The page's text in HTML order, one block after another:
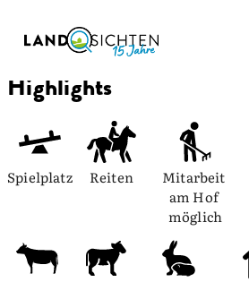
Highlights
Spielplatz Reiten
Mitarbeit
am Hof
möglich